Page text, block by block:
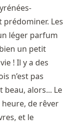
prédominer. Les
léger parfum
un petit
! Il y a des
n’est pas
beau, alors... Le
de rêver
et le